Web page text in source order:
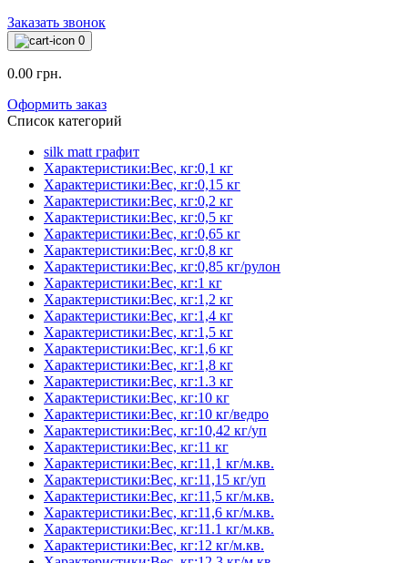
Заказать звонок
0
0.00 грн.
Оформить заказ
Список категорий
silk matt графит
Характеристики:Вес, кг:0,1 кг
Характеристики:Вес, кг:0,15 кг
Характеристики:Вес, кг:0,2 кг
Характеристики:Вес, кг:0,5 кг
Характеристики:Вес, кг:0,65 кг
Характеристики:Вес, кг:0,8 кг
Характеристики:Вес, кг:0,85 кг/рулон
Характеристики:Вес, кг:1 кг
Характеристики:Вес, кг:1,2 кг
Характеристики:Вес, кг:1,4 кг
Характеристики:Вес, кг:1,5 кг
Характеристики:Вес, кг:1,6 кг
Характеристики:Вес, кг:1,8 кг
Характеристики:Вес, кг:1.3 кг
Характеристики:Вес, кг:10 кг
Характеристики:Вес, кг:10 кг/ведро
Характеристики:Вес, кг:10,42 кг/уп
Характеристики:Вес, кг:11 кг
Характеристики:Вес, кг:11,1 кг/м.кв.
Характеристики:Вес, кг:11,15 кг/уп
Характеристики:Вес, кг:11,5 кг/м.кв.
Характеристики:Вес, кг:11,6 кг/м.кв.
Характеристики:Вес, кг:11.1 кг/м.кв.
Характеристики:Вес, кг:12 кг/м.кв.